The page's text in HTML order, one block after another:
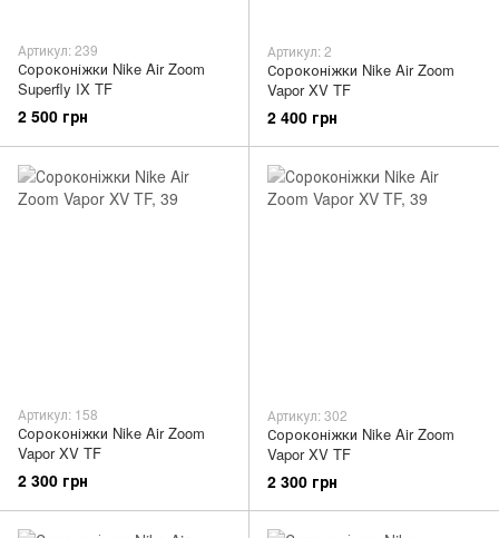
Артикул: 239
Сороконіжки Nike Air Zoom
Superfly IX TF
2 500 грн
Артикул: 2
Сороконіжки Nike Air Zoom
Vapor XV TF
2 400 грн
Артикул: 158
Сороконіжки Nike Air Zoom
Vapor XV TF
2 300 грн
Артикул: 302
Сороконіжки Nike Air Zoom
Vapor XV TF
2 300 грн